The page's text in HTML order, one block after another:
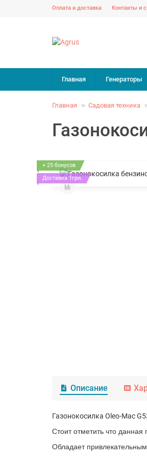
Оплата и доставка Контакты и
Главная Генераторы
Главная Садовая техника
+ 25 бонусов
Доставка 1грн.
Описание
Газонокосилка Oleo-Mac
Стоит отметить что данная
Обладает